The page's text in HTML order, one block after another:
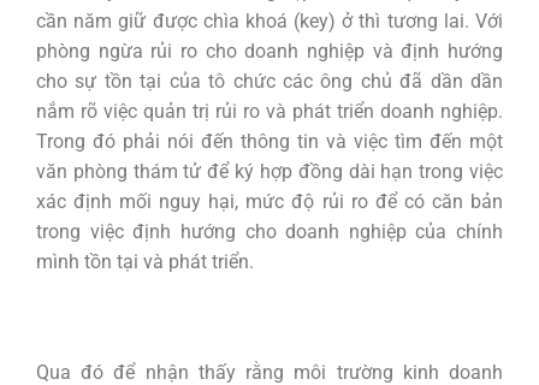
cần năm giữ được chìa khoá (key) ở thì tương lai. Với
phòng ngừa rủi ro cho doanh nghiệp và định hướng
cho sự tồn tại của tô chức các ông chủ đã dần dần
nắm rõ việc quản trị rủi ro và phát triển doanh nghiệp.
Trong đó phải nói đến thông tin và việc tìm đến một
văn phòng thám tử để ký hợp đồng dài hạn trong việc
xác định mối nguy hại, mức độ rủi ro để có căn bản
trong việc định hướng cho doanh nghiệp của chính
mình tồn tại và phát triển.
Qua đó để nhận thấy rằng môi trường kinh doanh